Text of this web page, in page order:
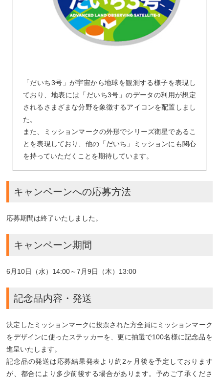
「だいち3号」が宇宙から地球を観測する様子を表現し
ており、地表には「だいち3号」のデータの利用が想定
されるさまざまな分野を象徴するアイコンを配置しまし
た。
また、ミッションマークの外形でシリーズ衛星であるこ
とを表現しており、他の「だいち」ミッションにも関心
を持っていただくことを期待しています。
キャンペーンへの応募方法
応募期間は終了いたしました。
キャンペーン期間
6月10日（水）14:00～7月9日（木）13:00
記念品内容・発送
決定したミッションマークに投票された方全員にミッションマーク
をデザインに使ったステッカーを、更に抽選で100名様に記念品を
進呈いたします。
記念品の発送は応募結果発表より約2ヶ月後を予定しております
が、都合により多少前後する場合があります。予めご了承くださ